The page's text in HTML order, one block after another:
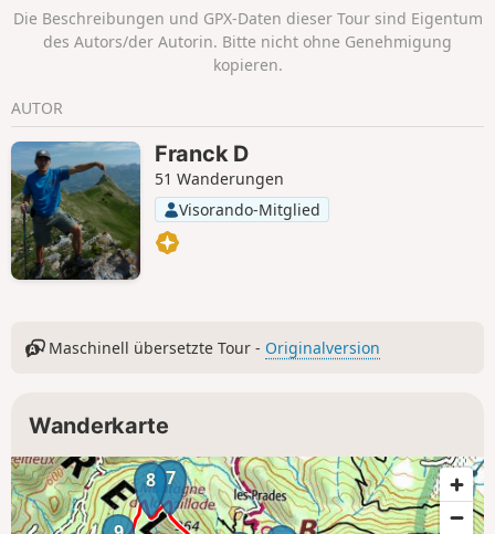
Die Beschreibungen und GPX-Daten dieser Tour sind Eigentum
des Autors/der Autorin. Bitte nicht ohne Genehmigung
kopieren.
AUTOR
Franck D
51 Wanderungen
Visorando-Mitglied
Maschinell übersetzte Tour - Originalversion
Wanderkarte
7
8